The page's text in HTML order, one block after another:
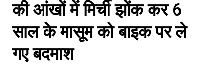
की आंखों में मिर्ची झोंक कर 6
साल के मासूम को बाइक पर ले
गए बदमाश